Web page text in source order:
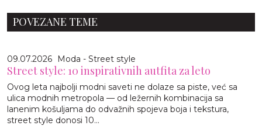
POVEZANE TEME
09.07.2026 Moda - Street style
Street style: 10 inspirativnih autfita za leto
Ovog leta najbolji modni saveti ne dolaze sa piste, već sa
ulica modnih metropola — od ležernih kombinacija sa
lanenim košuljama do odvažnih spojeva boja i tekstura,
street style donosi 10...